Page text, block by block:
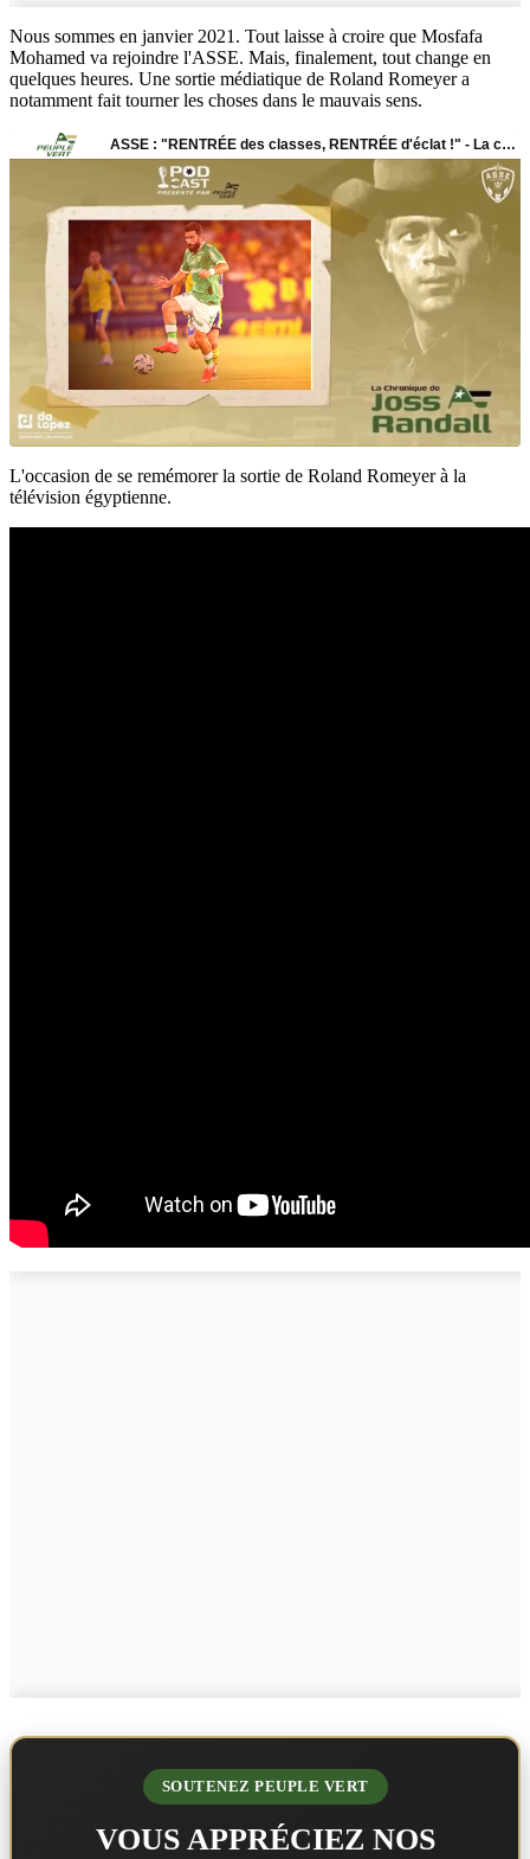
Nous sommes en janvier 2021. Tout laisse à croire que Mosfafa
Mohamed va rejoindre l'ASSE. Mais, finalement, tout change en
quelques heures. Une sortie médiatique de Roland Romeyer a
notamment fait tourner les choses dans le mauvais sens.
L'occasion de se remémorer la sortie de Roland Romeyer à la
télévision égyptienne.
SOUTENEZ PEUPLE VERT
VOUS APPRÉCIEZ NOS